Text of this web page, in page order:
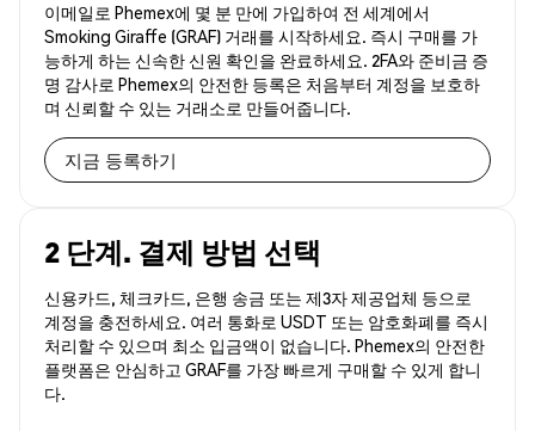
이메일로 Phemex에 몇 분 만에 가입하여 전 세계에서
Smoking Giraffe (GRAF) 거래를 시작하세요. 즉시 구매를 가
능하게 하는 신속한 신원 확인을 완료하세요. 2FA와 준비금 증
명 감사로 Phemex의 안전한 등록은 처음부터 계정을 보호하
며 신뢰할 수 있는 거래소로 만들어줍니다.
지금 등록하기
2 단계. 결제 방법 선택
신용카드, 체크카드, 은행 송금 또는 제3자 제공업체 등으로
계정을 충전하세요. 여러 통화로 USDT 또는 암호화폐를 즉시
처리할 수 있으며 최소 입금액이 없습니다. Phemex의 안전한
플랫폼은 안심하고 GRAF를 가장 빠르게 구매할 수 있게 합니
다.